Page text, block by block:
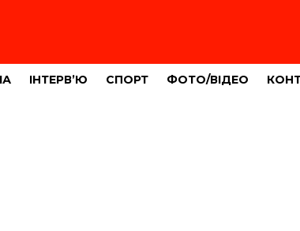
ІНТЕРВ’Ю СПОРТ ФОТО/ВІДЕО